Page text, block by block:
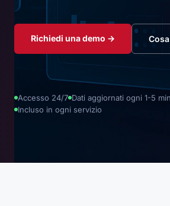
Richiedi una demo →
Accesso 24/7 Dati aggiornati ogni 1-5 min
Incluso in ogni servizio